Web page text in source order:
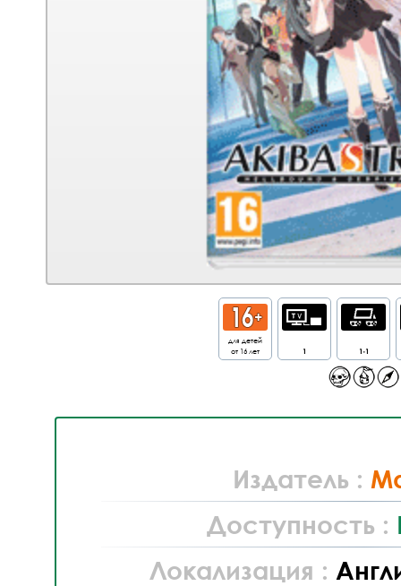
для детей
от 16 лет
1 1-1
Издатель :
Доступность :
Локализация :